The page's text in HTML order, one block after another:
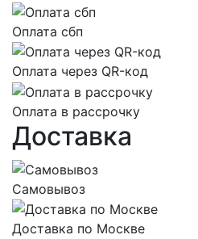
Оплата сбп
Оплата через QR-код
Оплата в рассрочку
Доставка
Самовывоз
Доставка по Москве